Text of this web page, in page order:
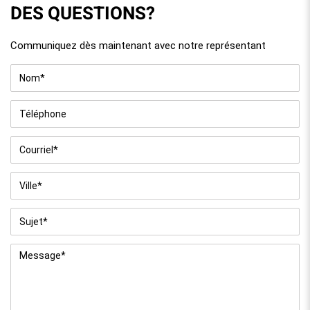
DES QUESTIONS?
Communiquez dès maintenant avec notre représentant
Nom *
Téléphone
Courriel *
Ville
Sujet *
Message *